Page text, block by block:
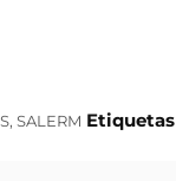
, SALERM Etiquetas